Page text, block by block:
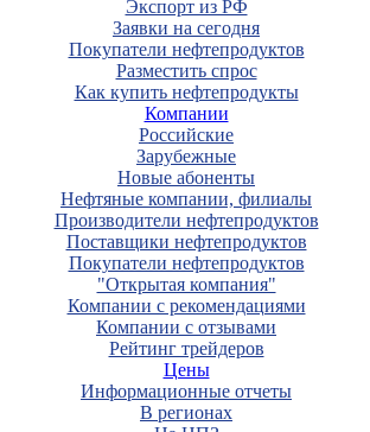
Экспорт из РФ
Заявки на сегодня
Покупатели нефтепродуктов
Разместить спрос
Как купить нефтепродукты
Компании
Российские
Зарубежные
Новые абоненты
Нефтяные компании, филиалы
Производители нефтепродуктов
Поставщики нефтепродуктов
Покупатели нефтепродуктов
"Открытая компания"
Компании с рекомендациями
Компании с отзывами
Рейтинг трейдеров
Цены
Информационные отчеты
В регионах